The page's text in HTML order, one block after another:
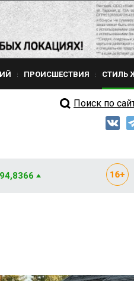
ПРОИСШЕСТВИЯ СТИЛЬ
Поиск по